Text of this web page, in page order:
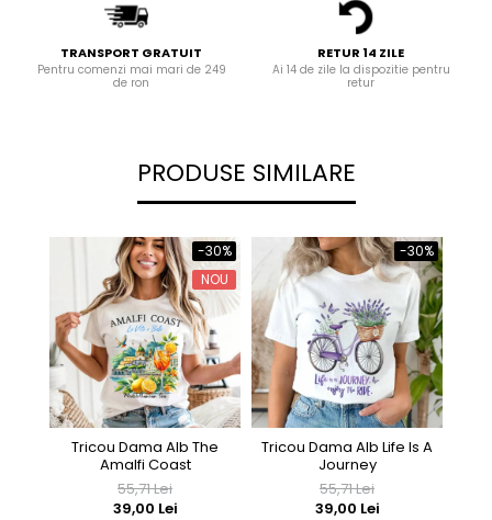
TRANSPORT GRATUIT
Pentru comenzi mai mari de 249
de ron
RETUR 14 ZILE
Ai 14 de zile la dispozitie pentru
retur
PRODUSE SIMILARE
-30%
NOU
Tricou Dama Alb The
Amalfi Coast
55,71 Lei
39,00 Lei
-30%
Tricou Dama Alb Life Is A
Journey
55,71 Lei
39,00 Lei